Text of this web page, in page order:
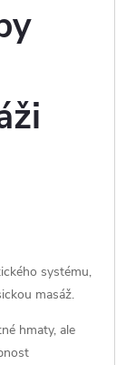
systému,
masáž.
hmaty, ale